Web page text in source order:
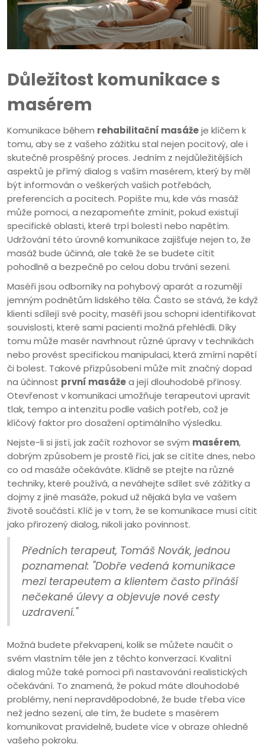
Důležitost komunikace s
masérem
Komunikace během rehabilitační masážeje klíčem k
tomu, aby se z vašeho zážitku stal nejen pocitový, ale i
skutečně prospěšný proces. Jedním z nejdůležitějších
aspektů je přímý dialog s vaším masérem, který by měl
být informován o veškerých vašich potřebách,
preferencích a pocitech. Popište mu, kde vás masáž
může pomoci, a nezapomeňte zmínit, pokud existují
specifické oblasti, které trpí bolestí nebo napětím.
Udržování této úrovně komunikace zajišťuje nejen to, že
masáž bude účinná, ale také že se budete cítit
pohodlně a bezpečně po celou dobu trvání sezení.
Maséři jsou odborníky na pohybový aparát a rozumějí
jemným podnětům lidského těla. Často se stává, že když
klienti sdílejí své pocity, maséři jsou schopni identifikovat
souvislosti, které sami pacienti možná přehlédli. Díky
tomu může masér navrhnout různé úpravy v technikách
nebo provést specifickou manipulaci, která zmírní napětí
či bolest. Takové přizpůsobení může mít značný dopad
na účinnost první masážea její dlouhodobé přínosy.
Otevřenost v komunikaci umožňuje terapeutovi upravit
tlak, tempo a intenzitu podle vašich potřeb, což je
klíčový faktor pro dosažení optimálního výsledku.
Nejste-li si jistí, jak začít rozhovor se svým masérem,
dobrým způsobem je prostě říci, jak se cítíte dnes, nebo
co od masáže očekáváte. Klidně se ptejte na různé
techniky, které používá, a neváhejte sdílet své zážitky a
dojmy z jiné masáže, pokud už nějaká byla ve vašem
životě součástí. Klíč je v tom, že se komunikace musí cítit
jako přirozený dialog, nikoli jako povinnost.
Předních terapeut, Tomáš Novák, jednou
poznamenal: "Dobře vedená komunikace
mezi terapeutem a klientem často přináší
nečekané úlevy a objevuje nové cesty
uzdravení."
Možná budete překvapeni, kolik se můžete naučit o
svém vlastním těle jen z těchto konverzací. Kvalitní
dialog může také pomoci při nastavování realistických
očekávání. To znamená, že pokud máte dlouhodobé
problémy, není nepravděpodobné, že bude třeba více
než jedno sezení, ale tím, že budete s masérem
komunikovat pravidelně, budete více v obraze ohledně
vašeho pokroku.